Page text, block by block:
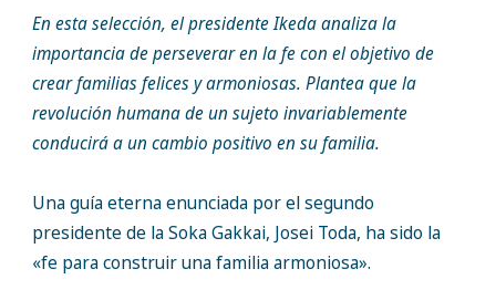
En esta selección, el presidente Ikeda analiza la
importancia de perseverar en la fe con el objetivo de
crear familias felices y armoniosas. Plantea que la
revolución humana de un sujeto invariablemente
conducirá a un cambio positivo en su familia.
Una guía eterna enunciada por el segundo
presidente de la Soka Gakkai, Josei Toda, ha sido la
«fe para construir una familia armoniosa».